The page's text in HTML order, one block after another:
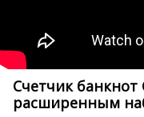
Счетчик банкнот
расширенным